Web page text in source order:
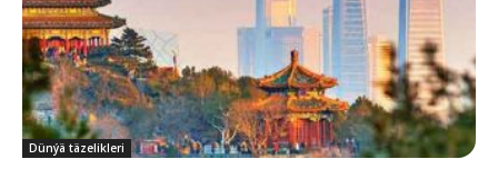
Dünýä täzelikleri